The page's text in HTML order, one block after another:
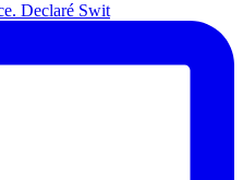
Declaré Swit